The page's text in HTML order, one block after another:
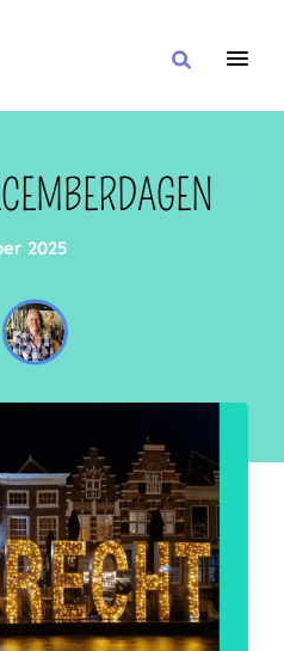
IN DE BUURT VAN
OF
ZOEKEN
2025